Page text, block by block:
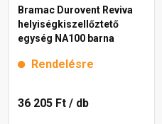
Bramac Durovent Reviva
helyiségkiszellőztető
egység NA100 barna
Rendelésre
36 205 Ft / db